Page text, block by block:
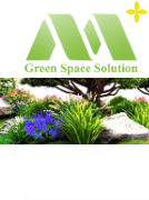
content